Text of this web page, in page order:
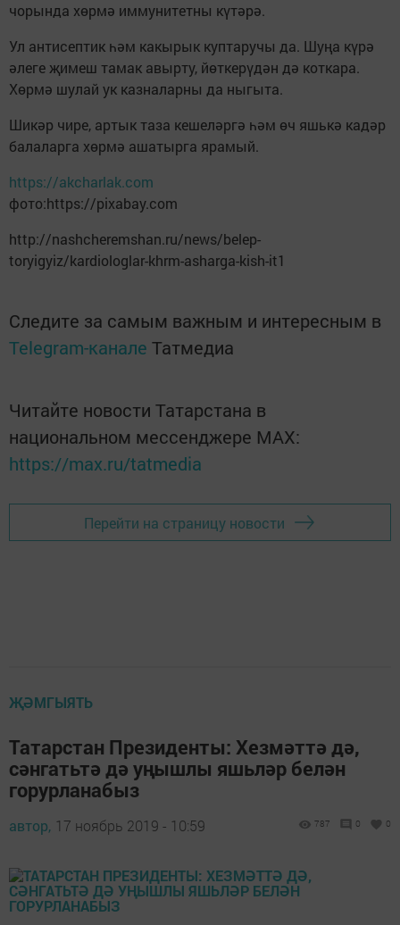
чорында хөрмә иммунитетны күтәрә.
Ул антисептик һәм какырык куптаручы да. Шуңа күрә
әлеге җимеш тамак авырту, йөткерүдән дә коткара.
Хөрмә шулай ук казналарны да ныгыта.
Шикәр чире, артык таза кешеләргә һәм өч яшькә кадәр
балаларга хөрмә ашатырга ярамый.
https://akcharlak.com
фото:https://pixabay.com
http://nashcheremshan.ru/news/belep-
toryigyiz/kardiologlar-khrm-asharga-kish-it1
Следите за самым важным и интересным в
Telegram-канале Татмедиа
Читайте новости Татарстана в
национальном мессенджере MАХ:
https://max.ru/tatmedia
Перейти на страницу новости
ҖӘМГЫЯТЬ
Татарстан Президенты: Хезмәттә дә,
сәнгатьтә дә уңышлы яшьләр белән
горурланабыз
автор, 17 ноябрь 2019 - 10:59 787 0 0